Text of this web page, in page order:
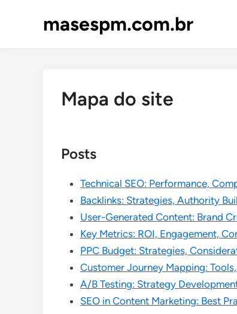
masespm.com.br
Mapa do site
Posts
Technical SEO: Performance,
Backlinks: Strategies, Authority
User-Generated Content: Brand
Key Metrics: ROI, Engagement,
PPC Budget: Strategies,
Customer Journey Mapping:
A/B Testing: Strategy
SEO in Content Marketing: Best